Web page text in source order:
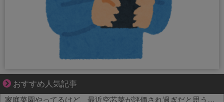
おすすめ人気記事
好青年の片思いが壊れていくまで
家庭菜園やってるけど、最近空芯菜が評価され過ぎだと思う！！！！！